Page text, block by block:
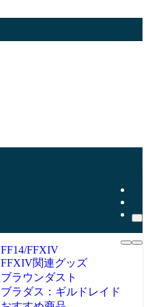
FF14/FFXIV
FFXIV関連グッズ
ブラウンダスト
ブラダス：ギルドレイド